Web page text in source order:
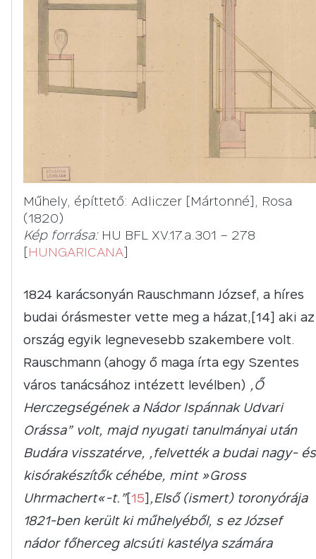
Műhely, építtető: Adliczer [Mártonné], Rosa
(1820)
Kép forrása:HU BFL XV.17.a.301 – 278
[HUNGARICANA]
1824 karácsonyán Rauschmann József, a híres
budai órásmester vette meg a házat,[14] aki az
ország egyik legnevesebb szakembere volt.
Rauschmann (ahogy ő maga írta egy Szentes
város tanácsához intézett levélben) „Ő
Herczegségének a Nádor Ispánnak Udvari
Orássa” volt, majd nyugati tanulmányai után
Budára visszatérve, „felvették a budai nagy- és
kisórakészítők céhébe, mint »Gross
Uhrmachert«-t.”[15] „Első (ismert) toronyórája
1821-ben került ki műhelyéből, s ez József
nádor főherceg alcsúti kastélya számára